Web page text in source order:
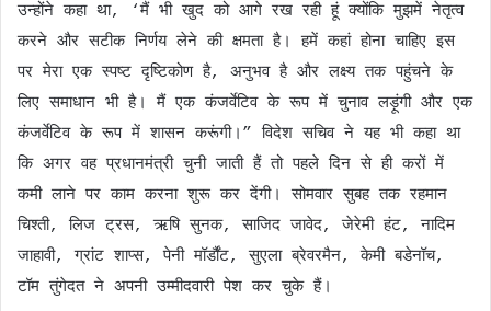
उन्होंने कहा था, ‘मैं भी खुद को आगे रख रही हूं क्योंकि मुझमें नेतृत्व
करने और सटीक निर्णय लेने की क्षमता है। हमें कहां होना चाहिए इस
पर मेरा एक स्पष्ट दृष्टिकोण है, अनुभव है और लक्ष्य तक पहुंचने के
लिए समाधान भी है। मैं एक कंजर्वेटिव के रूप में चुनाव लड़ूंगी और एक
कंजर्वेटिव के रूप में शासन करूंगी।” विदेश सचिव ने यह भी कहा था
कि अगर वह प्रधानमंत्री चुनी जाती हैं तो पहले दिन से ही करों में
कमी लाने पर काम करना शुरू कर देंगी। सोमवार सुबह तक रहमान
चिश्ती, लिज ट्रस, ऋषि सुनक, साजिद जावेद, जेरेमी हंट, नादिम
जाहावी, ग्रांट शाप्स, पेनी मॉर्डौंट, सुएला ब्रेवरमैन, केमी बडेनॉच,
टॉम तुंगेदत ने अपनी उम्मीदवारी पेश कर चुके हैं।